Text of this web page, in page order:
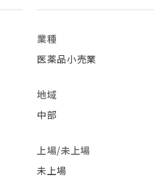
業種
医薬品小売業
地域
中部
上場/未上場
未上場